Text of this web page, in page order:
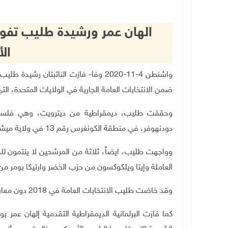
الهان عمر ورشيدة طليب
واشنطن 4-11-2020 وفا- فازت
ضمن الانتخابات العامة الجارية في الولايات
وحققت طليب، ديمقراطية من ديترويت، وهي
دودنهوفر، في منطقة الكونغرس رقم 13 في ولاية ميشيغان
وواجهت طليب، ايضاً، ثلاثة من المرشحين لا
العاملة وإيتا ويلكوكسون من حزب الخضر وارتيكا
وقد خاضت طليب الانتخابات العامة في 2018 دون معارضة لمدة عامين
كما فازت البرلمانية الديمقراطية التقدمية إلهان